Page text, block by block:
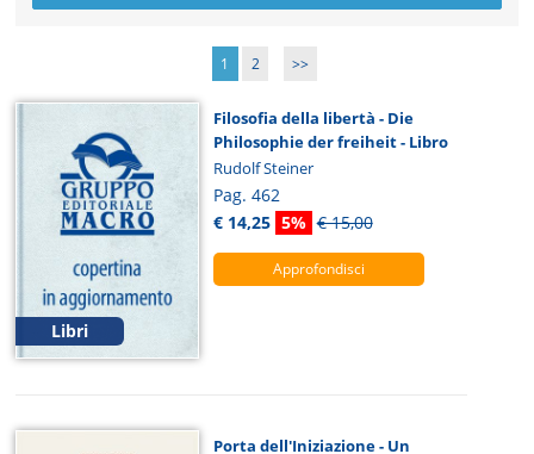
1 2 >>
Libri
Filosofia della libertà - Die
Philosophie der freiheit - Libro
Rudolf Steiner
Pag. 462
€ 14,25 5% € 15,00
Approfondisci
Porta dell'Iniziazione - Un